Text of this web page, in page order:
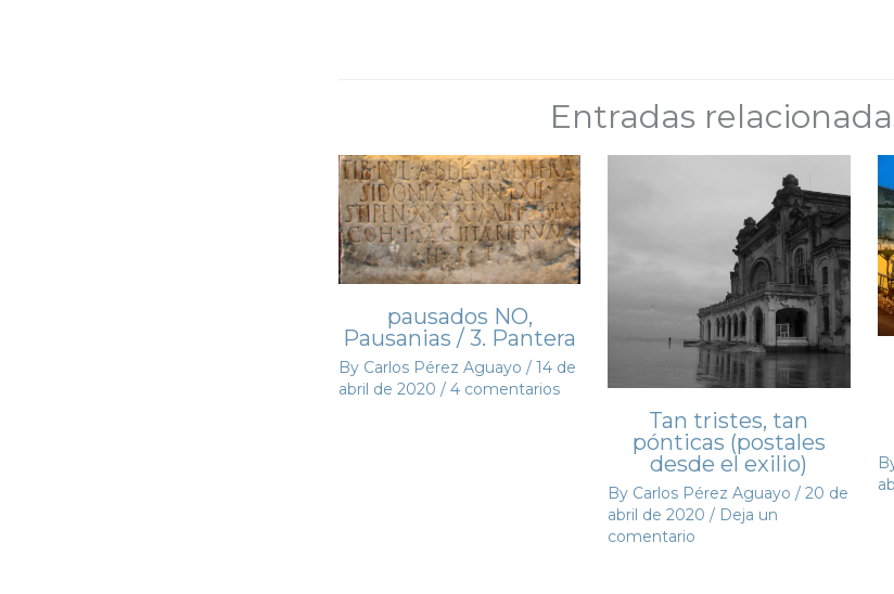
Entradas
pausados NO,
Pausanias / 3. Pantera
By Carlos Pérez Aguayo / 14 de
abril de 2020 / 4 comentarios
Tan tristes, tan
pónticas (postales
desde el exilio)
By Carlos Pérez Aguayo/20 de
abril de 2020/ Deja un
comentario